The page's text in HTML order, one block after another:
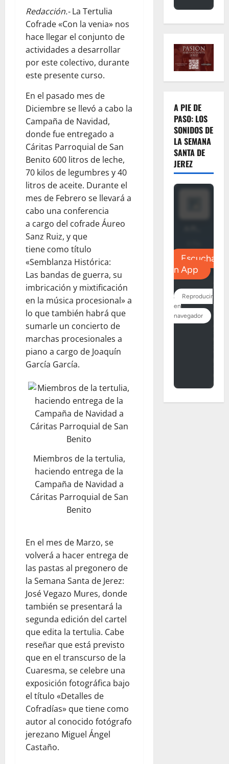
Redacción.-La Tertulia
Cofrade «Con la venia» nos
hace llegar el conjunto de
actividades a desarrollar
por este colectivo, durante
este presente curso.
En el pasado mes de
Diciembre se llevó a cabo la
Campaña de Navidad,
donde fue entregado a
Cáritas Parroquial de San
Benito 600 litros de leche,
70 kilos de legumbres y 40
litros de aceite. Durante el
mes de Febrero se llevará a
cabo una conferencia
a cargo del cofrade Áureo
Sanz Ruiz, y que
tiene como título
«Semblanza Histórica:
Las bandas de guerra, su
imbricación y mixtificación
en la música procesional» a
lo que también habrá que
sumarle un concierto de
marchas procesionales a
piano a cargo de Joaquín
García García.
Miembros de la tertulia,
haciendo entrega de la
Campaña de Navidad a
Cáritas Parroquial de San
Benito
En el mes de Marzo, se
volverá a hacer entrega de
las pastas al pregonero de
la Semana Santa de Jerez:
José Vegazo Mures, donde
también se presentará la
segunda edición del cartel
que edita la tertulia. Cabe
reseñar que está previsto
que en el transcurso de la
Cuaresma, se celebre una
exposición fotográfica bajo
el título «Detalles de
Cofradías» que tiene como
autor al conocido fotógrafo
jerezano Miguel Ángel
Castaño.
A PIE DE
PASO: LOS
SONIDOS DE
LA SEMANA
SANTA DE
JEREZ